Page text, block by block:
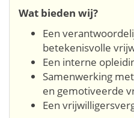
Wat bieden wij?
Een
betekenisvolle
Een interne
Samenwerking
en gemotiveerde
Een